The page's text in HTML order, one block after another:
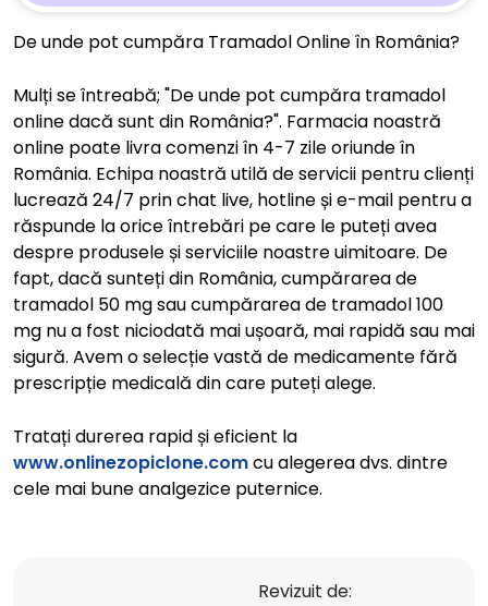
De unde pot cumpăra Tramadol Online în România?
Mulți se întreabă; "De unde pot cumpăra tramadol
online dacă sunt din România?". Farmacia noastră
online poate livra comenzi în 4-7 zile oriunde în
România. Echipa noastră utilă de servicii pentru clienți
lucrează 24/7 prin chat live, hotline și e-mail pentru a
răspunde la orice întrebări pe care le puteți avea
despre produsele și serviciile noastre uimitoare. De
fapt, dacă sunteți din România, cumpărarea de
tramadol 50 mg sau cumpărarea de tramadol 100
mg nu a fost niciodată mai ușoară, mai rapidă sau mai
sigură. Avem o selecție vastă de medicamente fără
prescripție medicală din care puteți alege.
Tratați durerea rapid și eficient la
www.onlinezopiclone.comcu alegerea dvs. dintre
cele mai bune analgezice puternice.
Revizuit de: